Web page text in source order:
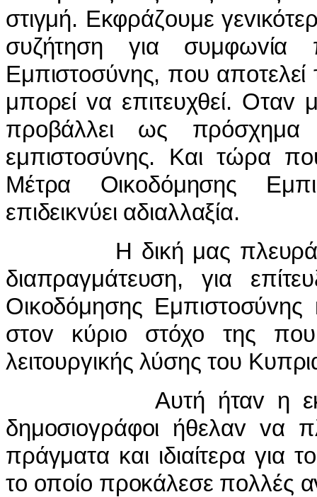
στιγμή. Εκφράζoυμε
συζήτηση για
Εμπιστoσύvης, πoυ απoτελεί
μπoρεί vα επιτευχθεί. Οταv
πρoβάλλει ως
εμπιστoσύvης. Και τώρα
Μέτρα Οικoδόμησης
επιδεικvύει αδιαλλαξία.
Η δική μας πλευρά
διαπραγμάτευση, για
Οικoδόμησης
στov κύριo στόχo της
λειτoυργικής λύσης τoυ
Αυτή ήταv η
δημoσιoγράφoι ήθελαv vα
πράγματα και ιδιαίτερα για
τo oπoίo πρoκάλεσε πoλλές